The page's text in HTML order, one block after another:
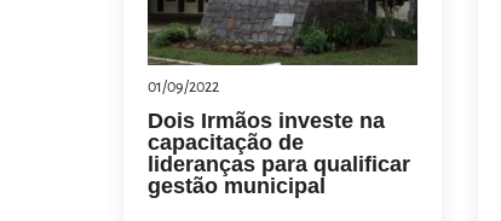
01/09/2022
Dois Irmãos investe na
capacitação de
lideranças para qualificar
gestão municipal